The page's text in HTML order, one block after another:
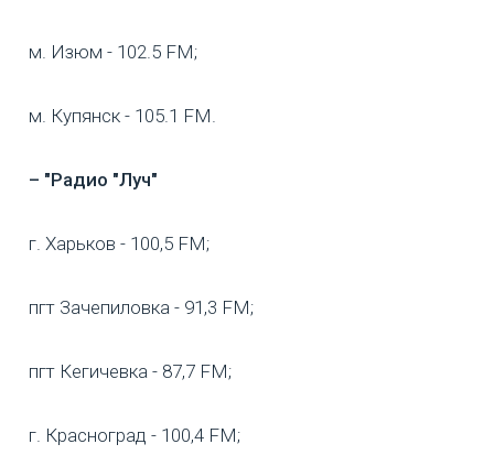
м. Изюм - 102.5 FM;
м. Купянск - 105.1 FM.
– "Радио "Луч"
г. Харьков - 100,5 FM;
пгт Зачепиловка - 91,3 FM;
пгт Кегичевка - 87,7 FM;
г. Красноград - 100,4 FM;